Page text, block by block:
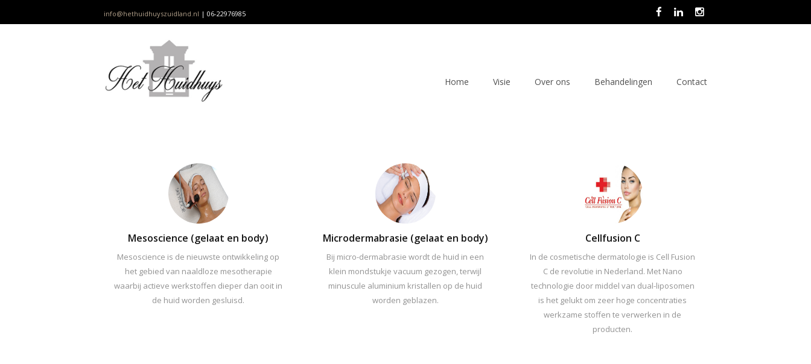
info@hethuidhuyszuidland.nl | 06-22976985
Home Visie Over ons Behandelingen Contact
Mesoscience (gelaat en body)
Mesoscience is de nieuwste ontwikkeling op
het gebied van naaldloze mesotherapie
waarbij actieve werkstoffen dieper dan ooit in
de huid worden gesluisd.
Microdermabrasie (gelaat en body)
Bij micro-dermabrasie wordt de huid in een
klein mondstukje vacuum gezogen, terwijl
minuscule aluminium kristallen op de huid
worden geblazen.
Cellfusion C
In de cosmetische dermatologie is Cell Fusion
C de revolutie in Nederland. Met Nano
technologie door middel van dual-liposomen
is het gelukt om zeer hoge concentraties
werkzame stoffen te verwerken in de
producten.